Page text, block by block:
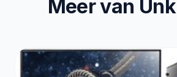
Meer van